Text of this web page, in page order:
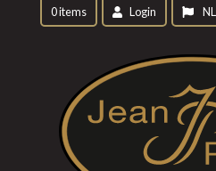
0 items Login NL